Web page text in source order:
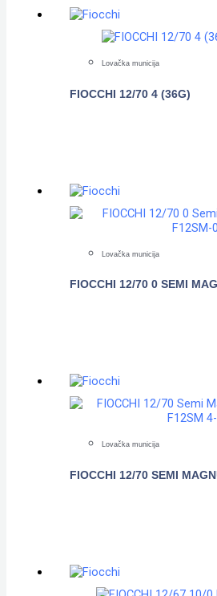
Lovačka municija
FIOCCHI 12/70 4 (36G)
Lovačka municija
FIOCCHI 12/70 0 SEMI
Lovačka municija
FIOCCHI 12/70 SEMI